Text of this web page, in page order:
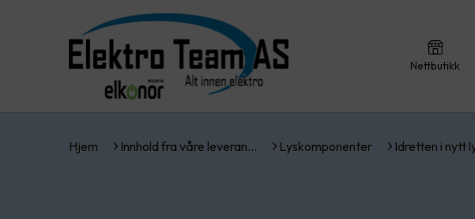
Nettbutikk
Hjem Innhold fra våre leveran… Lyskomponenter Idretten i nytt